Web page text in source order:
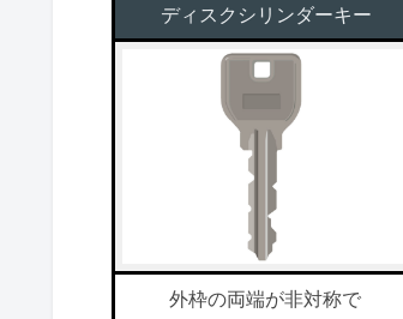
ディスクシリンダーキー
外枠の両端が非対称で